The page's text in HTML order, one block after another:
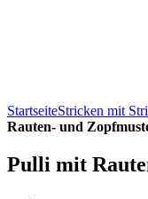
StartseiteStricken mit
Rauten- und
Pulli mit